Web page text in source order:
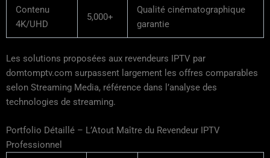
Contenu
4K/UHD
5,000+
Qualité cinématographique
garantie
Les solutions proposées aux revendeurs IPTV par
domtomptv.com surpassent largement les offres comparables
selon Streaming Media, référence dans l’analyse des
technologies de streaming.
Portfolio Détaillé – L’Atout Maître du Revendeur IPTV
Professionnel